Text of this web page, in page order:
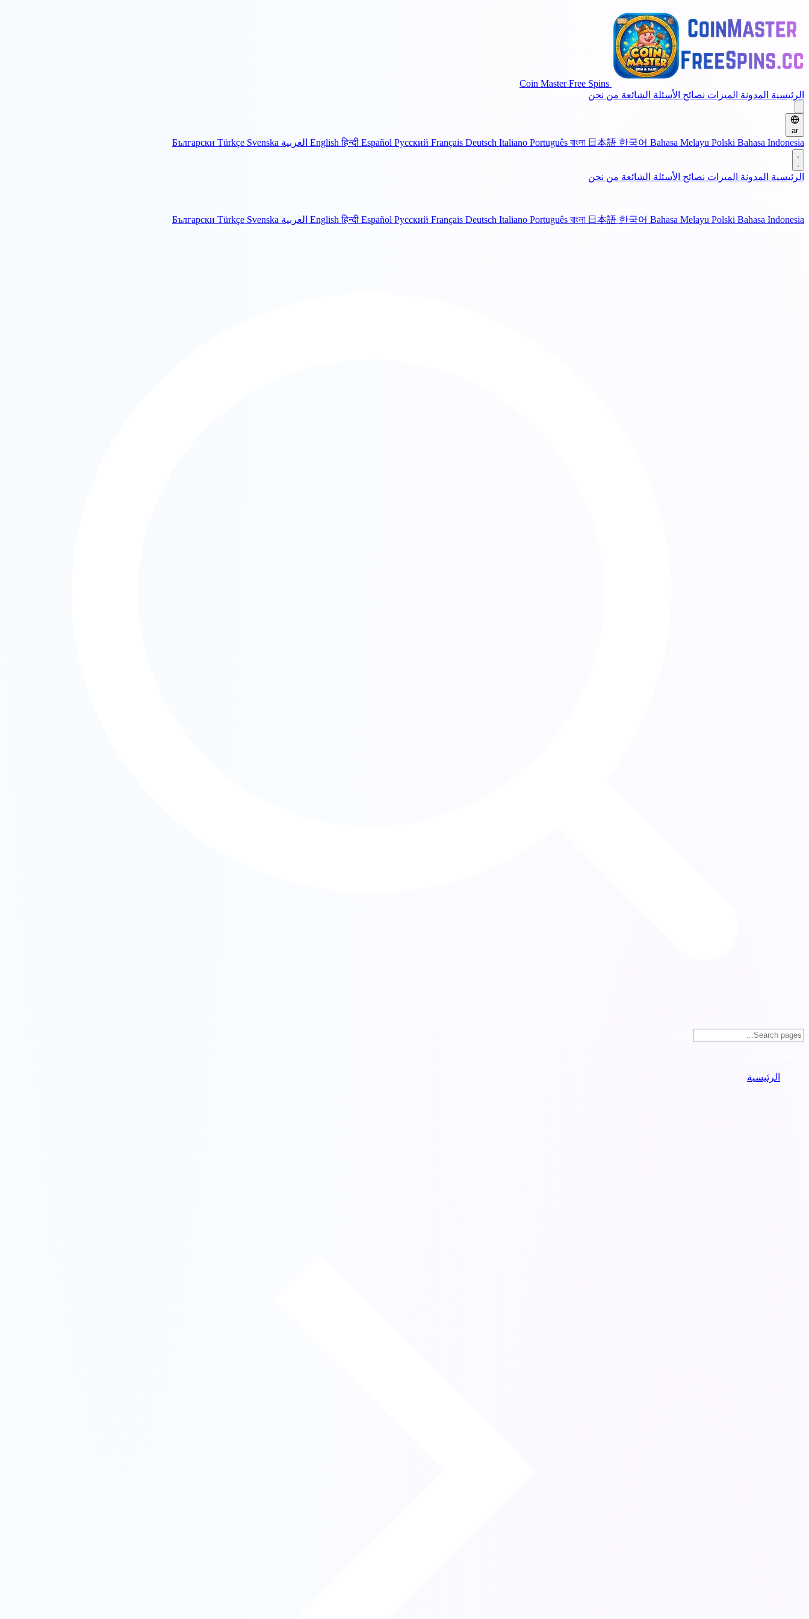
Coin Master Free Spins
الرئيسية المدونة الميزات نصائح الأسئلة الشائعة من نحن
ar
Englishहिन्दी Español Русский Français Deutsch Italiano Português বাংলা 日本語 한국어 Bahasa Melayu Polski Bahasa Indonesia العربية Български Türkçe Svenska
الرئيسية المدونة الميزات نصائح الأسئلة الشائعة من نحن
Englishहिन्दी Español Русский Français Deutsch Italiano Português বাংলা 日本語 한국어 Bahasa Melayu Polski Bahasa Indonesia العربية Български Türkçe Svenska
الرئيسية